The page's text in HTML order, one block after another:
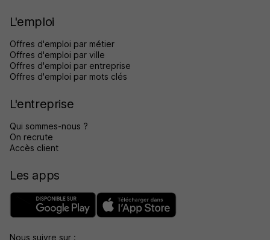
L'emploi
Offres d'emploi par métier
Offres d'emploi par ville
Offres d'emploi par entreprise
Offres d'emploi par mots clés
L'entreprise
Qui sommes-nous ?
On recrute
Accès client
Les apps
Nous suivre sur :